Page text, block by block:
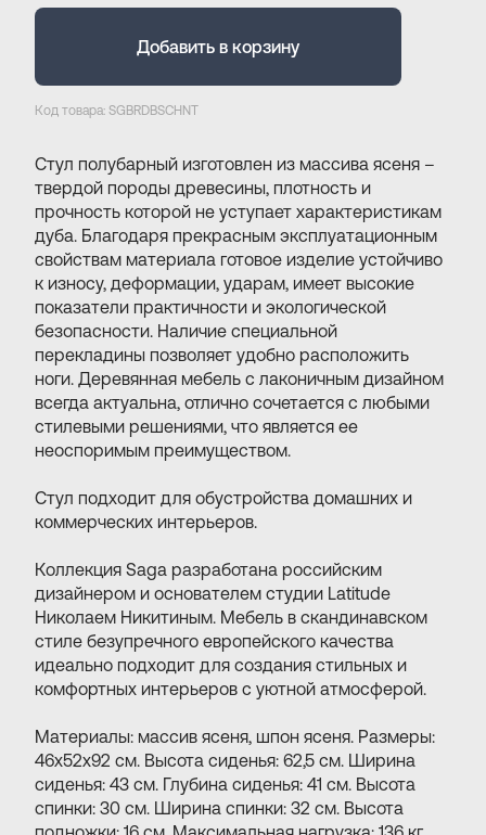
Добавить в корзину
Код товара: SGBRDBSCHNT
Cтул полубарный изготовлен из массива ясеня –
твердой породы древесины, плотность и
прочность которой не уступает характеристикам
дуба. Благодаря прекрасным эксплуатационным
свойствам материала готовое изделие устойчиво
к износу, деформации, ударам, имеет высокие
показатели практичности и экологической
безопасности. Наличие специальной
перекладины позволяет удобно расположить
ноги. Деревянная мебель с лаконичным дизайном
всегда актуальна, отлично сочетается с любыми
стилевыми решениями, что является ее
неоспоримым преимуществом.
Стул подходит для обустройства домашних и
коммерческих интерьеров.
Коллекция Saga разработана российским
дизайнером и основателем студии Latitude
Николаем Никитиным. Мебель в скандинавском
стиле безупречного европейского качества
идеально подходит для создания стильных и
комфортных интерьеров с уютной атмосферой.
Материалы: массив ясеня, шпон ясеня. Размеры:
46х52х92 см. Высота сиденья: 62,5 см. Ширина
сиденья: 43 см. Глубина сиденья: 41 см. Высота
спинки: 30 см. Ширина спинки: 32 см. Высота